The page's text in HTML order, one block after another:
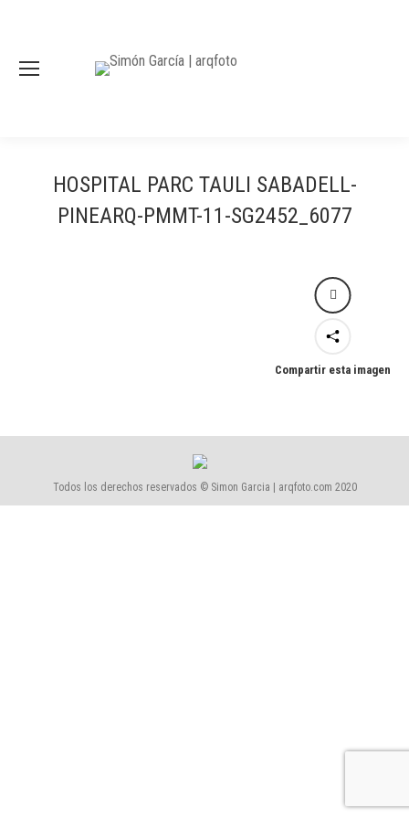
HOSPITAL PARC TAULI SABADELL-
PINEARQ-PMMT-11-SG2452_6077
Compartir esta imagen
Todos los derechos reservados © Simon Garcia | arqfoto.com 2020